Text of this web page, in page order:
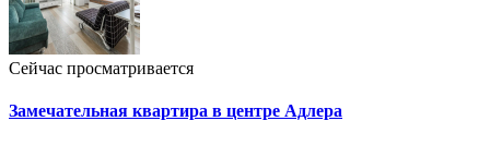
Сейчас просматривается
Замечательная квартира в центре Адлера